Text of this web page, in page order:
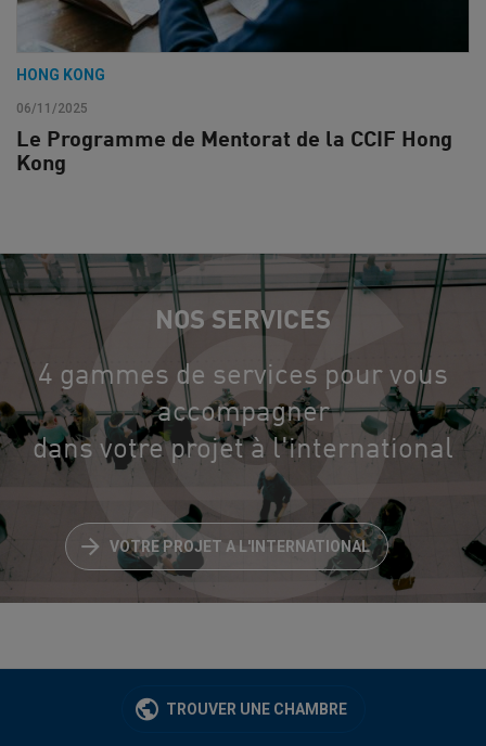
HONG KONG
06/11/2025
Le Programme de Mentorat de la CCIF Hong
Kong
NOS SERVICES
4 gammes de services pour vous
accompagner
dans votre projet à l'international
VOTRE PROJET A L'INTERNATIONAL
TROUVER UNE CHAMBRE